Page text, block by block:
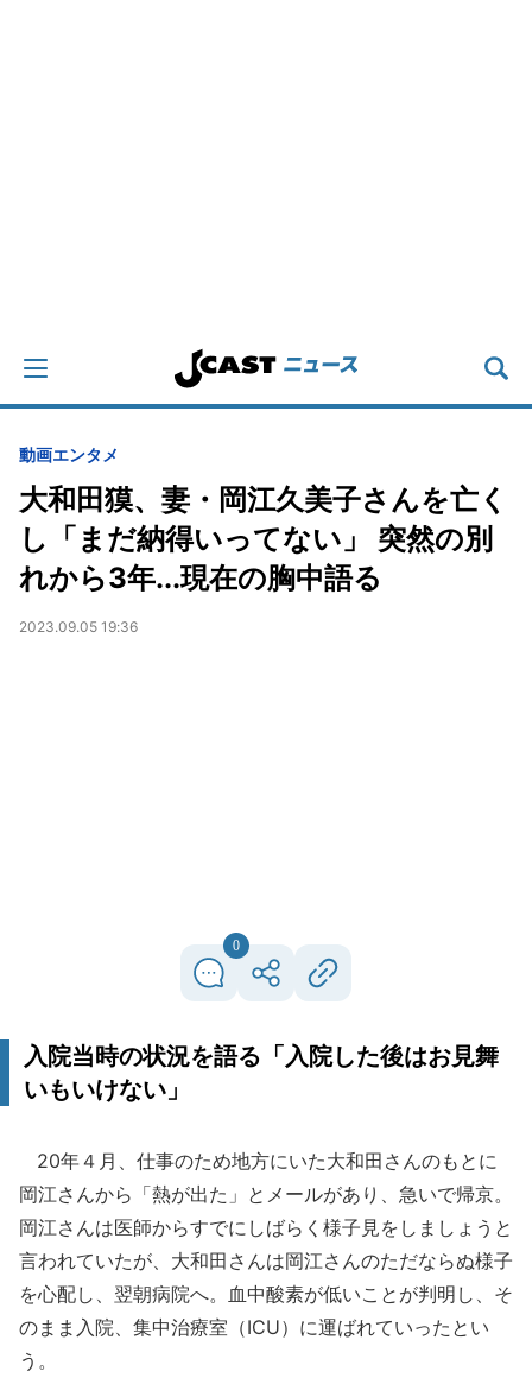
動画エンタメ
大和田獏、妻・岡江久美子さんを亡く
し「まだ納得いってない」 突然の別
れから3年...現在の胸中語る
2023.09.05 19:36
0
入院当時の状況を語る「入院した後はお見舞
いもいけない」
20年４月、仕事のため地方にいた大和田さんのもとに
岡江さんから「熱が出た」とメールがあり、急いで帰京。
岡江さんは医師からすでにしばらく様子見をしましょうと
言われていたが、大和田さんは岡江さんのただならぬ様子
を心配し、翌朝病院へ。血中酸素が低いことが判明し、そ
のまま入院、集中治療室（ICU）に運ばれていったとい
う。